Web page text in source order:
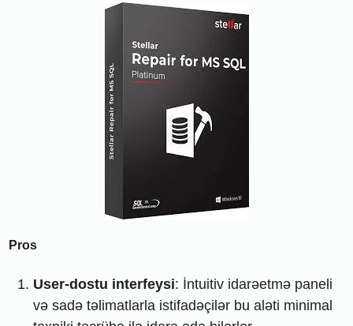
Pros
User-dostu interfeysi: İntuitiv idarəetmə paneli
və sadə təlimatlarla istifadəçilər bu aləti minimal